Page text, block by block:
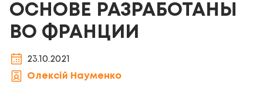
ОСНОВЕ РАЗРАБОТАНЫ
ВО ФРАНЦИИ
23.10.2021
Олексій Науменко